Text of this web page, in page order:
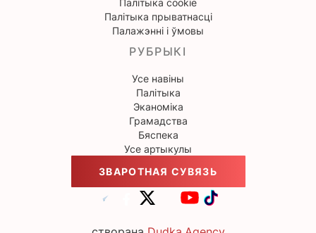
Палітыка прыватнасці
Палажэнні і ўмовы
РУБРЫКІ
Усе навіны
Палітыка
Эканоміка
Грамадства
Бяспека
Усе артыкулы
ЗВАРОТНАЯ СУВЯЗЬ